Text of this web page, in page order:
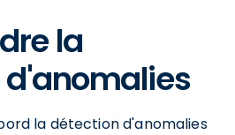
la
la détection d'anomalies